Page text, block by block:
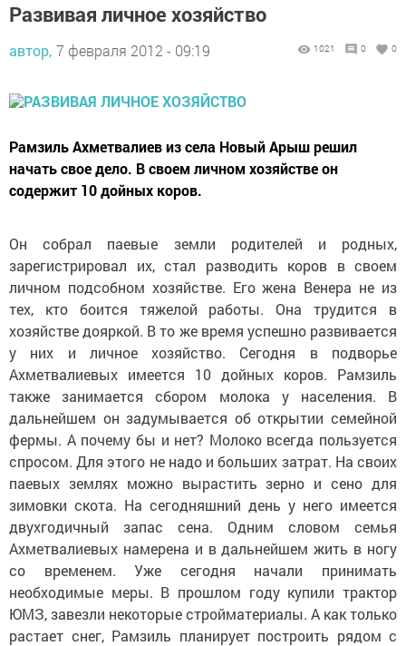
Развивая личное хозяйство
автор, 7 февраля 2012 - 09:19 1021 0 0
Рамзиль Ахметвалиев из села Новый Арыш решил
начать свое дело. В своем личном хозяйстве он
содержит 10 дойных коров.
Он собрал паевые земли родителей и родных,
зарегистрировал их, стал разводить коров в своем
личном подсобном хозяйстве. Его жена Венера не из
тех, кто боится тяжелой работы. Она трудится в
хозяйстве дояркой. В то же время успешно развивается
у них и личное хозяйство. Сегодня в подворье
Ахметвалиевых имеется 10 дойных коров. Рамзиль
также занимается сбором молока у населения. В
дальнейшем он задумывается об открытии семейной
фермы. А почему бы и нет? Молоко всегда пользуется
спросом. Для этого не надо и больших затрат. На своих
паевых землях можно вырастить зерно и сено для
зимовки скота. На сегодняшний день у него имеется
двухгодичный запас сена. Одним словом семья
Ахметвалиевых намерена и в дальнейшем жить в ногу
со временем. Уже сегодня начали принимать
необходимые меры. В прошлом году купили трактор
ЮМЗ, завезли некоторые стройматериалы. А как только
растает снег, Рамзиль планирует построить рядом с